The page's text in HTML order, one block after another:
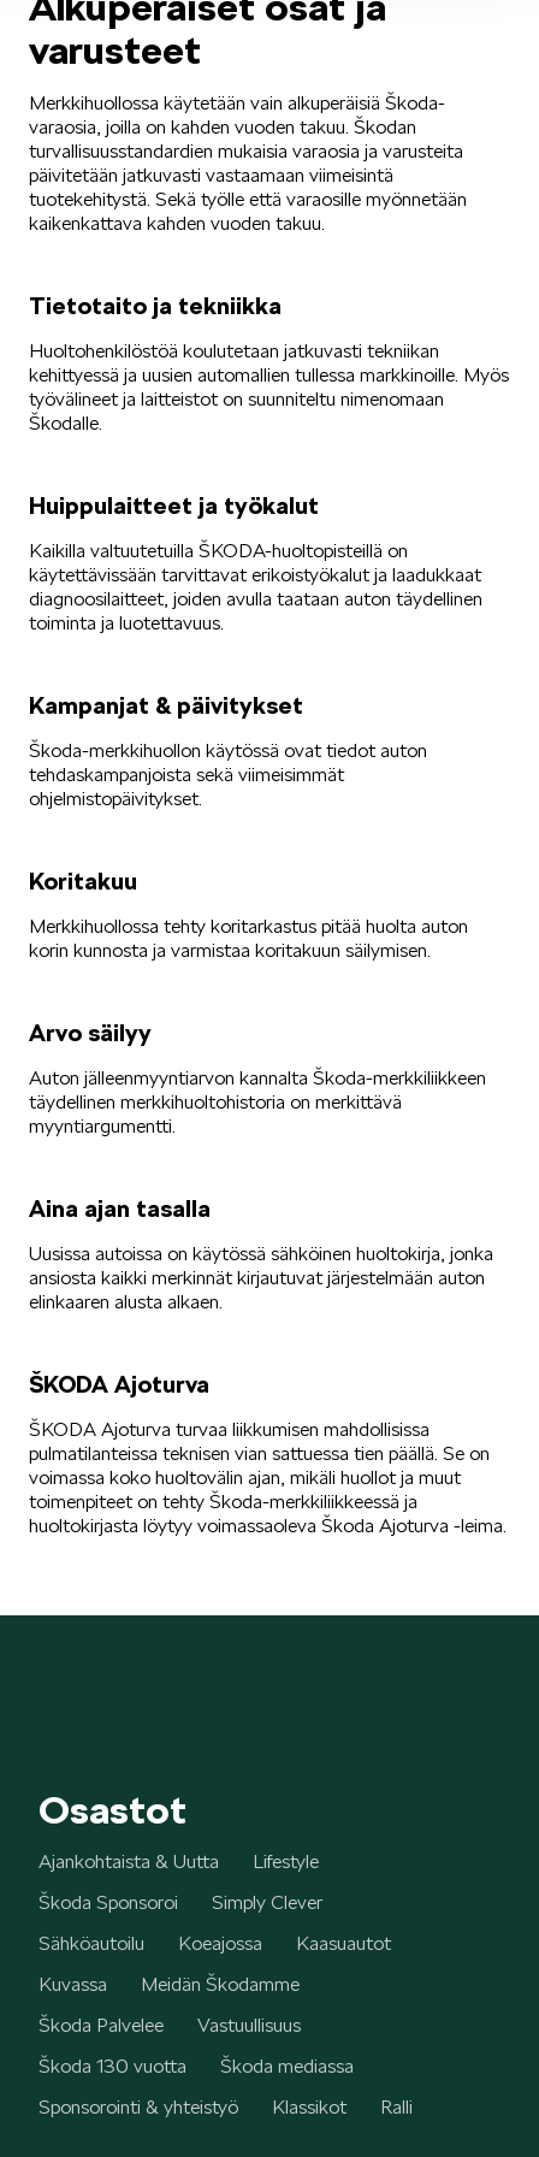
KAMIQ
KAROQ
KODIAQ
SUPERB
ENYAQ
PEAQ
varusteet
Merkkihuollossa käytetään vain alkuperäisiä Škoda-
varaosia, joilla on kahden vuoden takuu. Škodan
turvallisuusstandardien mukaisia varaosia ja varusteita
päivitetään jatkuvasti vastaamaan viimeisintä
tuotekehitystä. Sekä työlle että varaosille myönnetään
kaikenkattava kahden vuoden takuu.
Tietotaito ja tekniikka
Huoltohenkilöstöä koulutetaan jatkuvasti tekniikan
kehittyessä ja uusien automallien tullessa markkinoille. Myös
työvälineet ja laitteistot on suunniteltu nimenomaan
Škodalle.
Huippulaitteet ja työkalut
Kaikilla valtuutetuilla ŠKODA-huoltopisteillä on
käytettävissään tarvittavat erikoistyökalut ja laadukkaat
diagnoosilaitteet, joiden avulla taataan auton täydellinen
toiminta ja luotettavuus.
Kampanjat & päivitykset
Škoda-merkkihuollon käytössä ovat tiedot auton
tehdaskampanjoista sekä viimeisimmät
ohjelmistopäivitykset.
Koritakuu
Merkkihuollossa tehty koritarkastus pitää huolta auton
korin kunnosta ja varmistaa koritakuun säilymisen.
Arvo säilyy
Auton jälleenmyyntiarvon kannalta Škoda-merkkiliikkeen
täydellinen merkkihuoltohistoria on merkittävä
myyntiargumentti.
Aina ajan tasalla
Uusissa autoissa on käytössä sähköinen huoltokirja, jonka
ansiosta kaikki merkinnät kirjautuvat järjestelmään auton
elinkaaren alusta alkaen.
ŠKODA Ajoturva
ŠKODA Ajoturva turvaa liikkumisen mahdollisissa
pulmatilanteissa teknisen vian sattuessa tien päällä. Se on
voimassa koko huoltovälin ajan, mikäli huollot ja muut
toimenpiteet on tehty Škoda-merkkiliikkeessä ja
huoltokirjasta löytyy voimassaoleva Škoda Ajoturva -leima.
Osastot
Ajankohtaista & Uutta
Lifestyle
Škoda Sponsoroi
Simply Clever
Sähköautoilu
Koeajossa
Kaasuautot
Kuvassa
Meidän Škodamme
Škoda Palvelee
Vastuullisuus
Škoda 130 vuotta
Škoda mediassa
Sponsorointi & yhteistyö
Klassikot Ralli